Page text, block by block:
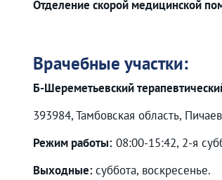
Отделение скорой медицинской
Врачебные участки:
Б-Шереметьевский
393984, Тамбовская область,
Режим работы: 08:00-15:42, 2-я
Выходные:суббота, воскресенье.